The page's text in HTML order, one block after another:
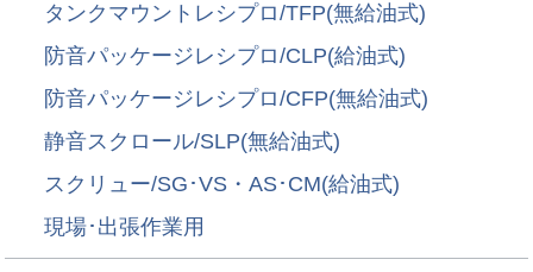
タンクマウントレシプロ/TFP(無給油式)
防音パッケージレシプロ/CLP(給油式)
防音パッケージレシプロ/CFP(無給油式)
静音スクロール/SLP(無給油式)
スクリュー/SG･VS・AS･CM(給油式)
現場･出張作業用